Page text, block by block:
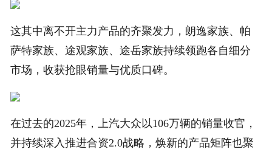
这其中离不开主力产品的齐聚发力，朗逸家族、帕
萨特家族、途观家族、途岳家族持续领跑各自细分
市场，收获抢眼销量与优质口碑。
在过去的2025年，上汽大众以106万辆的销量收官，
并持续深入推进合资2.0战略，焕新的产品矩阵也聚